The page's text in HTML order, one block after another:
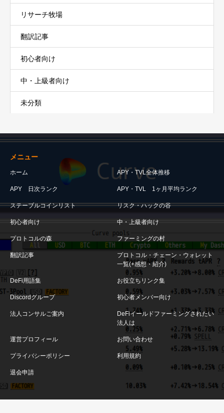
リサーチ牧場
翻訳記事
初心者向け
中・上級者向け
未分類
メニュー
ホーム APY・TVL全体推移
APY 日次ランク APY・TVL 1ヶ月平均ランク
ステーブルコインリスト リスク・ハックの谷
初心者向け 中・上級者向け
プロトコルの森 ファーミングの村
翻訳記事
プロトコル・チェーン・ウォレット
一覧(+感想・紹介)
DeFi用語集 お役立ちリンク集
Discordグループ 初心者メンバー向け
法人コンサルご案内
DeFiイールドファーミングされたい
法人は
運営プロフィール お問い合わせ
プライバシーポリシー 利用規約
退会申請